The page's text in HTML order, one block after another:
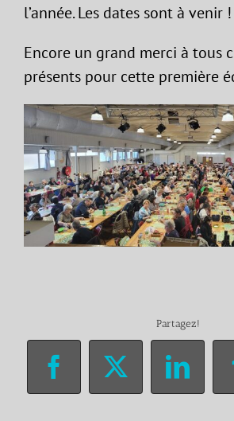
l’année. Les dates sont à venir !
Encore un grand merci à tous
présents pour cette première
Partagez!
Facebook
X